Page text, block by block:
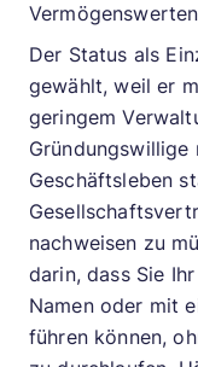
Der Status als
gewählt, weil er
geringem
Geschäftsleben
nachweisen zu
darin, dass Sie
Namen oder mit
führen können,